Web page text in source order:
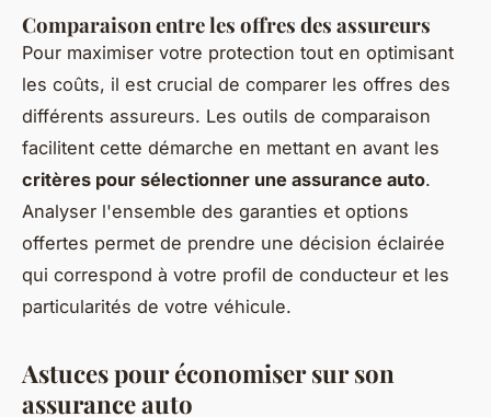
Comparaison entre les offres des assureurs
Pour maximiser votre protection tout en optimisant
les coûts, il est crucial de comparer les offres des
différents assureurs. Les outils de comparaison
facilitent cette démarche en mettant en avant les
critères pour sélectionner une assurance auto.
Analyser l'ensemble des garanties et options
offertes permet de prendre une décision éclairée
qui correspond à votre profil de conducteur et les
particularités de votre véhicule.
Astuces pour économiser sur son
assurance auto